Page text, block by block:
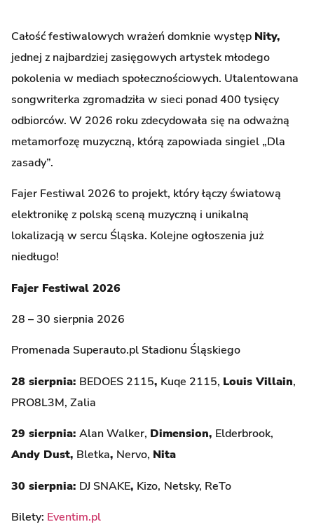
Całość festiwalowych wrażeń domknie występ Nity,
jednej z najbardziej zasięgowych artystek młodego
pokolenia w mediach społecznościowych. Utalentowana
songwriterka zgromadziła w sieci ponad 400 tysięcy
odbiorców. W 2026 roku zdecydowała się na odważną
metamorfozę muzyczną, którą zapowiada singiel „Dla
zasady”.
Fajer Festiwal 2026 to projekt, który łączy światową
elektronikę z polską sceną muzyczną i unikalną
lokalizacją w sercu Śląska. Kolejne ogłoszenia już
niedługo!
Fajer Festiwal 2026
28 – 30 sierpnia 2026
Promenada Superauto.pl Stadionu Śląskiego
28 sierpnia: BEDOES 2115, Kuqe 2115, Louis Villain,
PRO8L3M, Zalia
29 sierpnia: Alan Walker, Dimension, Elderbrook,
Andy Dust, Bletka, Nervo, Nita
30 sierpnia: DJ SNAKE, Kizo, Netsky, ReTo
Bilety: Eventim.pl